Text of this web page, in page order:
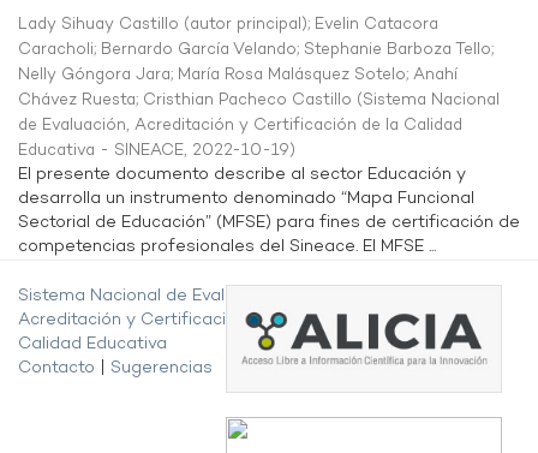
Lady Sihuay Castillo (autor principal); Evelin Catacora
Caracholi; Bernardo García Velando; Stephanie Barboza Tello;
Nelly Góngora Jara; María Rosa Malásquez Sotelo; Anahí
Chávez Ruesta; Cristhian Pacheco Castillo (Sistema Nacional
de Evaluación, Acreditación y Certificación de la Calidad
Educativa - SINEACE, 2022-10-19)
El presente documento describe al sector Educación y
desarrolla un instrumento denominado “Mapa Funcional
Sectorial de Educación” (MFSE) para fines de certificación de
competencias profesionales del Sineace. El MFSE ...
Sistema Nacional de Evaluación,
Acreditación y Certificación de la
Calidad Educativa
Contacto
Sugerencias